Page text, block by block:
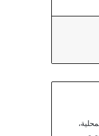
الأخبار المحلية،